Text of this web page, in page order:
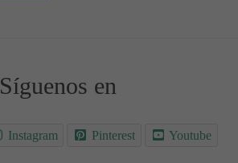
Síguenos en
Instagram Pinterest Youtube